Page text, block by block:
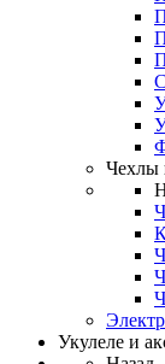
Чехлы
Укулеле и